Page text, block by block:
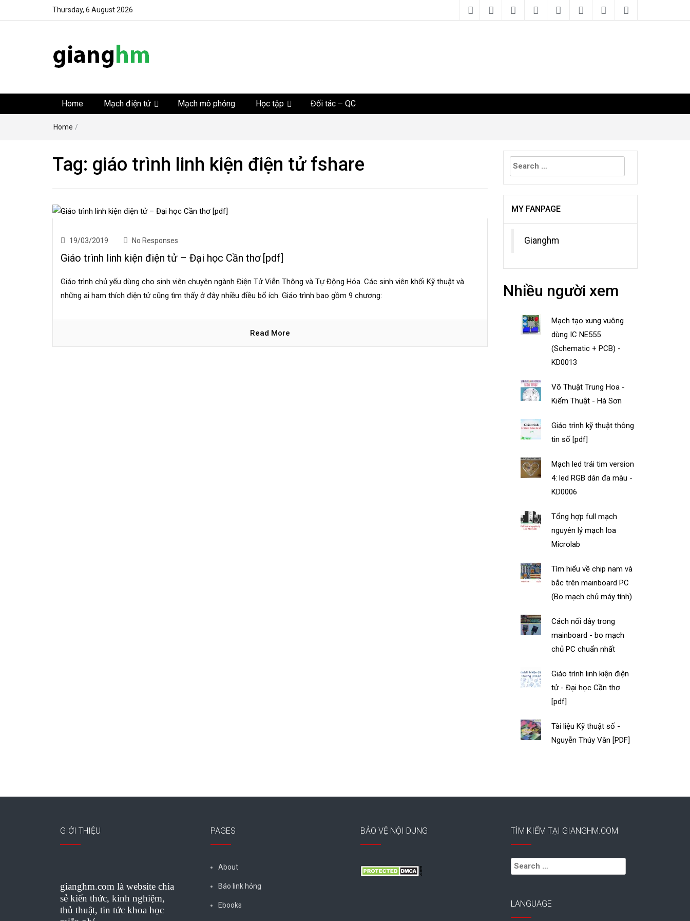
Thursday, 6 August 2026
Home Mạch điện tử Mạch mô phỏng Học tập Đối tác – QC
Home /
Tag: giáo trình linh kiện điện tử fshare
19/03/2019 No Responses
Giáo trình linh kiện điện tử – Đại học Cần thơ [pdf]
Giáo trình chủ yếu dùng cho sinh viên chuyên ngành Điện Tử Viễn Thông và Tự Động Hóa. Các sinh viên khối Kỹ thuật và
những ai ham thích điện tử cũng tìm thấy ở đây nhiều điều bổ ích. Giáo trình bao gồm 9 chương:
Read More
Search
for:
MY FANPAGE
Gianghm
Nhiều người xem
Mạch tạo xung vuông
dùng IC NE555
(Schematic + PCB) -
KD0013
Võ Thuật Trung Hoa -
Kiếm Thuật - Hà Sơn
Giáo trình kỹ thuật thông
tin số [pdf]
Mạch led trái tim version
4: led RGB dán đa màu -
KD0006
Tổng hợp full mạch
nguyên lý mạch loa
Microlab
Tìm hiểu về chip nam và
bắc trên mainboard PC
(Bo mạch chủ máy tính)
Cách nối dây trong
mainboard - bo mạch
chủ PC chuẩn nhất
Giáo trình linh kiện điện
tử - Đại học Cần thơ
[pdf]
Tài liệu Kỹ thuật số -
Nguyễn Thúy Vân [PDF]
GIỚI THIỆU
gianghm.com là website chia
sẻ kiến thức, kinh nghiệm,
thủ thuật, tin tức khoa học
PAGES
About
Báo link hỏng
Ebooks
BẢO VỆ NỘI DUNG TÌM KIẾM TẠI GIANGHM.COM
Search
for:
LANGUAGE